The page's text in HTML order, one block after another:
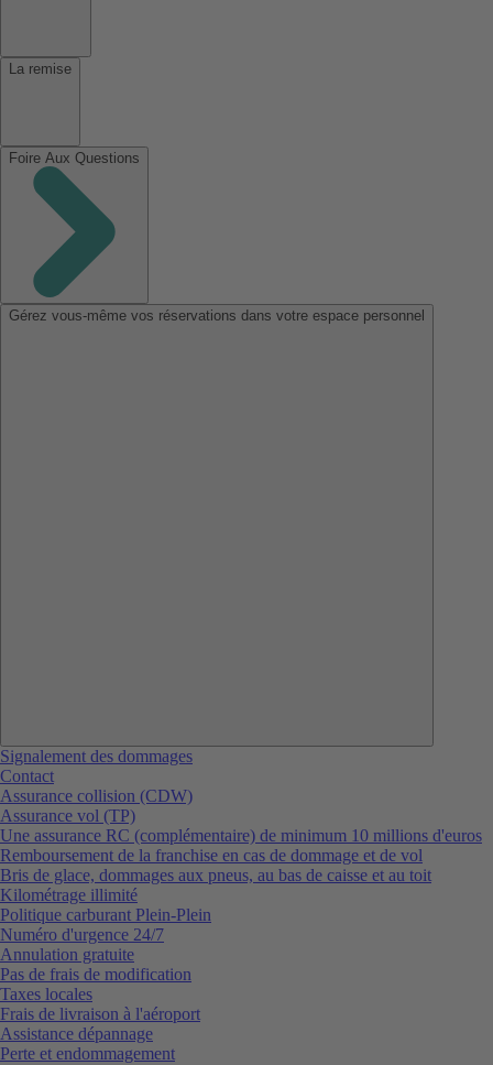
La remise
Foire Aux Questions
Gérez vous-même vos réservations dans votre espace personnel
Signalement des dommages
Contact
Assurance collision (CDW)
Assurance vol (TP)
Une assurance RC (complémentaire) de minimum 10 millions d'euros
Remboursement de la franchise en cas de dommage et de vol
Bris de glace, dommages aux pneus, au bas de caisse et au toit
Kilométrage illimité
Politique carburant Plein-Plein
Numéro d'urgence 24/7
Annulation gratuite
Pas de frais de modification
Taxes locales
Frais de livraison à l'aéroport
Assistance dépannage
Perte et endommagement